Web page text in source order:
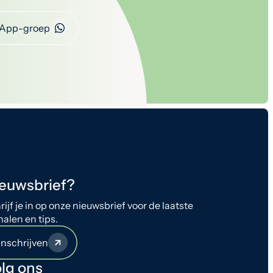
groep
je in op onze nieuwsbrief voor de laatste
en tips.
ons